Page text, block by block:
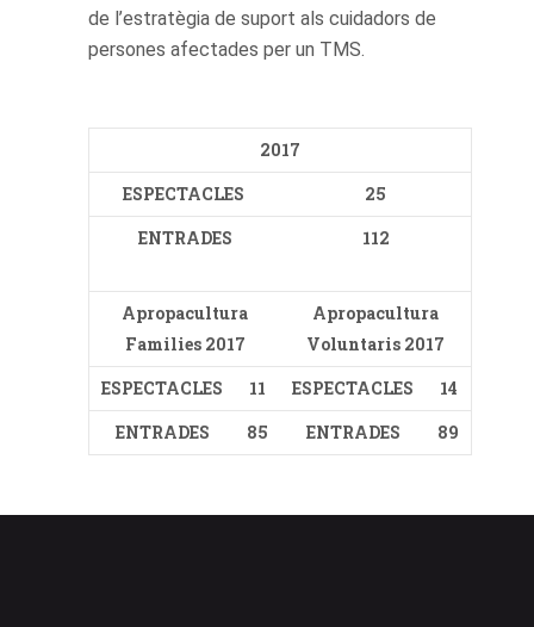
de l’estratègia de suport als cuidadors de
persones afectades per un TMS.
2017
ESPECTACLES
25
ENTRADES
112
Apropacultura
Families 2017
Apropacultura
Voluntaris 2017
ESPECTACLES
11 ESPECTACLES
14
ENTRADES
85 ENTRADES 89